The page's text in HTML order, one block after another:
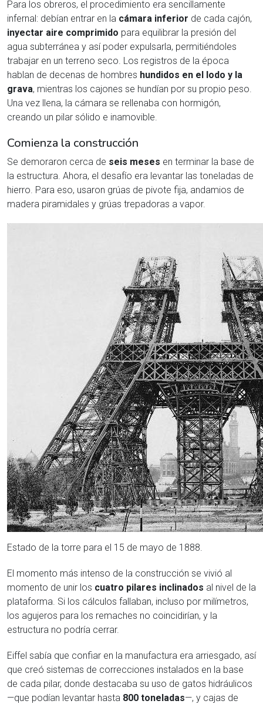
Para los obreros, el procedimiento era sencillamente
infernal: debían entrar en la cámara inferior de cada cajón,
inyectar aire comprimido para equilibrar la presión del
agua subterránea y así poder expulsarla, permitiéndoles
trabajar en un terreno seco. Los registros de la época
hablan de decenas de hombres hundidos en el lodo y la
grava, mientras los cajones se hundían por su propio peso.
Una vez llena, la cámara se rellenaba con hormigón,
creando un pilar sólido e inamovible.
Comienza la construcción
Se demoraron cerca de seis meses en terminar la base de
la estructura. Ahora, el desafío era levantar las toneladas de
hierro. Para eso, usaron grúas de pivote fija, andamios de
madera piramidales y grúas trepadoras a vapor.
Estado de la torre para el 15 de mayo de 1888.
El momento más intenso de la construcción se vivió al
momento de unir los cuatro pilares inclinados al nivel de la
plataforma. Si los cálculos fallaban, incluso por milímetros,
los agujeros para los remaches no coincidirían, y la
estructura no podría cerrar.
Eiffel sabía que confiar en la manufactura era arriesgado, así
que creó sistemas de correcciones instalados en la base
de cada pilar, donde destacaba su uso de gatos hidráulicos
—que podían levantar hasta 800 toneladas—, y cajas de